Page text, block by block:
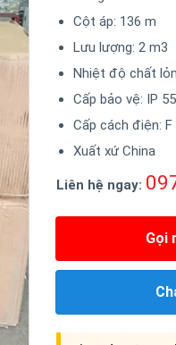
Cột áp: 136 m
Lưu lượng: 2 m3
Nhiệt độ chất
Cấp bảo vệ: IP 55
Cấp cách điện:
Xuất xứ China
Liên hệ ngay:
Gọi